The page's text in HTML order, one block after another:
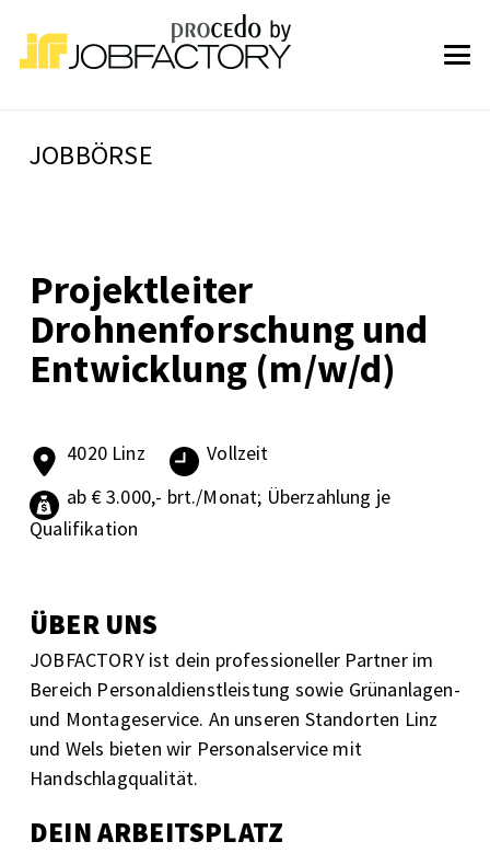
JOBBÖRSE
Projektleiter
Drohnenforschung und
Entwicklung (m/w/d)
4020 Linz
Vollzeit
ab € 3.000,- brt./Monat; Überzahlung je
Qualifikation
ÜBER UNS
JOBFACTORY ist dein professioneller Partner im
Bereich Personaldienstleistung sowie Grünanlagen-
und Montageservice. An unseren Standorten Linz
und Wels bieten wir Personalservice mit
Handschlagqualität.
DEIN ARBEITSPLATZ